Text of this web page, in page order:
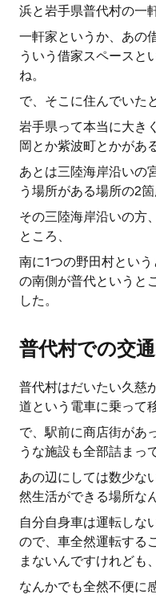
浜と岩手県普代村の一
一軒家というか、あの
ういう借家スペースと
ね。
で、そこに住んでいた
岩手県って本当に大き
岡とか紫波町とかがあ
あとは三陸海岸沿いの
う場所がある場所の2
その三陸海岸沿いの方
ところ、
南に1つの野田村とい
の南側が普代というと
した。
普代村での交
普代村はだいたい久慈
道という電車に乗って
で、駅前に商店街があ
うな施設も全部詰まっ
あの辺にしては数少な
然生活ができる場所な
自分自身車は運転しな
ので、車全然運転する
まないんですけれども、
なんかでも全然不便に